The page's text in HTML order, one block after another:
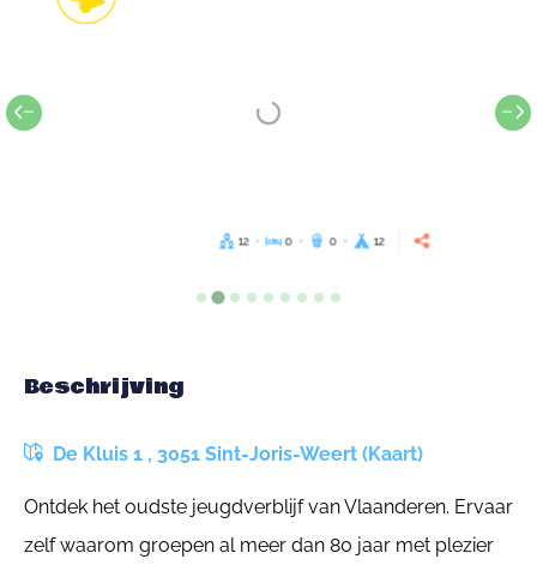
12 0 0 12
Beschrijving
De Kluis 1 , 3051 Sint-Joris-Weert (Kaart)
Ontdek het oudste jeugdverblijf van Vlaanderen. Ervaar
zelf waarom groepen al meer dan 80 jaar met plezier